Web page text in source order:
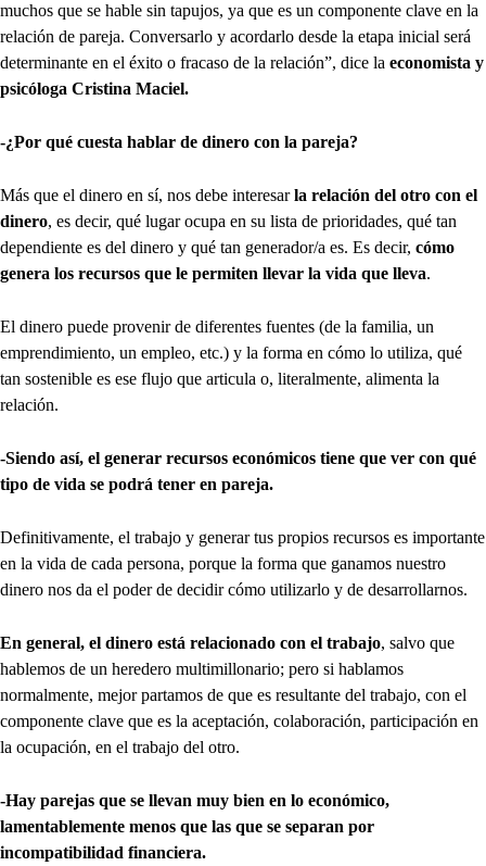
muchos que se hable sin tapujos, ya que es un componente clave en la
relación de pareja. Conversarlo y acordarlo desde la etapa inicial será
determinante en el éxito o fracaso de la relación”, dice la economista y
psicóloga Cristina Maciel.
-¿Por qué cuesta hablar de dinero con la pareja?
Más que el dinero en sí, nos debe interesarla relación del otro con el
dinero, es decir, qué lugar ocupa en su lista de prioridades, qué tan
dependiente es del dinero y qué tan generador/a es. Es decir, cómo
genera los recursos que le permiten llevar la vida que lleva.
El dinero puede provenir de diferentes fuentes (de la familia, un
emprendimiento, un empleo, etc.) y la forma en cómo lo utiliza, qué
tan sostenible es ese flujo que articula o, literalmente, alimenta la
relación.
-Siendo así, el generar recursos económicos tiene que ver con qué
tipo de vida se podrá tener en pareja.
Definitivamente, el trabajo y generar tus propios recursos es importante
en la vida de cada persona, porque la forma que ganamos nuestro
dinero nos da el poder de decidir cómo utilizarlo y de desarrollarnos.
En general, el dinero está relacionado con el trabajo, salvo que
hablemos de un heredero multimillonario; pero si hablamos
normalmente, mejor partamos de que es resultante del trabajo, con el
componente clave que es la aceptación, colaboración, participación en
la ocupación, en el trabajo del otro.
-Hay parejas que se llevan muy bien en lo económico,
lamentablemente menos que las que se separan por
incompatibilidad financiera.